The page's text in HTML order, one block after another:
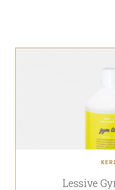
Lessive